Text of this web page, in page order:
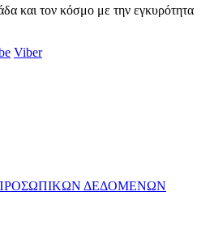
και τον κόσμο με την εγκυρότητα
Viber
ΔΕΔΟΜΕΝΩΝ